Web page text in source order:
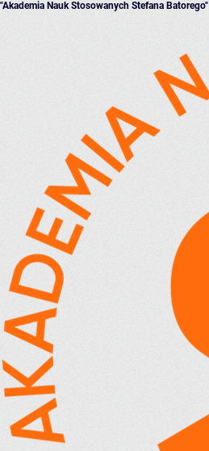
"Akademia Nauk Stosowanych Stefana Batorego"